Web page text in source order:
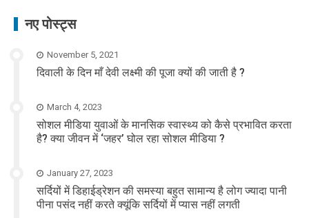
नए पोस्ट्स
November 5, 2021
दिवाली के दिन माँ देवी लक्ष्मी की पूजा क्यों की जाती है ?
March 4, 2023
सोशल मीडिया युवाओं के मानसिक स्वास्थ्य को कैसे प्रभावित करता
है? क्या जीवन में ‘जहर’ घोल रहा सोशल मीडिया ?
January 27, 2023
सर्दियों में डिहाईड्रेशन की समस्या बहुत सामान्य है लोग ज्यादा पानी
पीना पसंद नहीं करते क्यूंकि सर्दियों में प्यास नहीं लगती